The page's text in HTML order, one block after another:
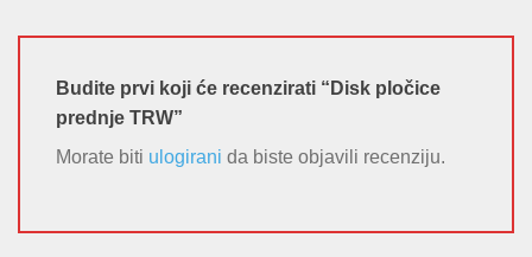
Budite prvi koji će recenzirati “Disk pločice
prednje TRW”
Morate biti ulogirani da biste objavili recenziju.